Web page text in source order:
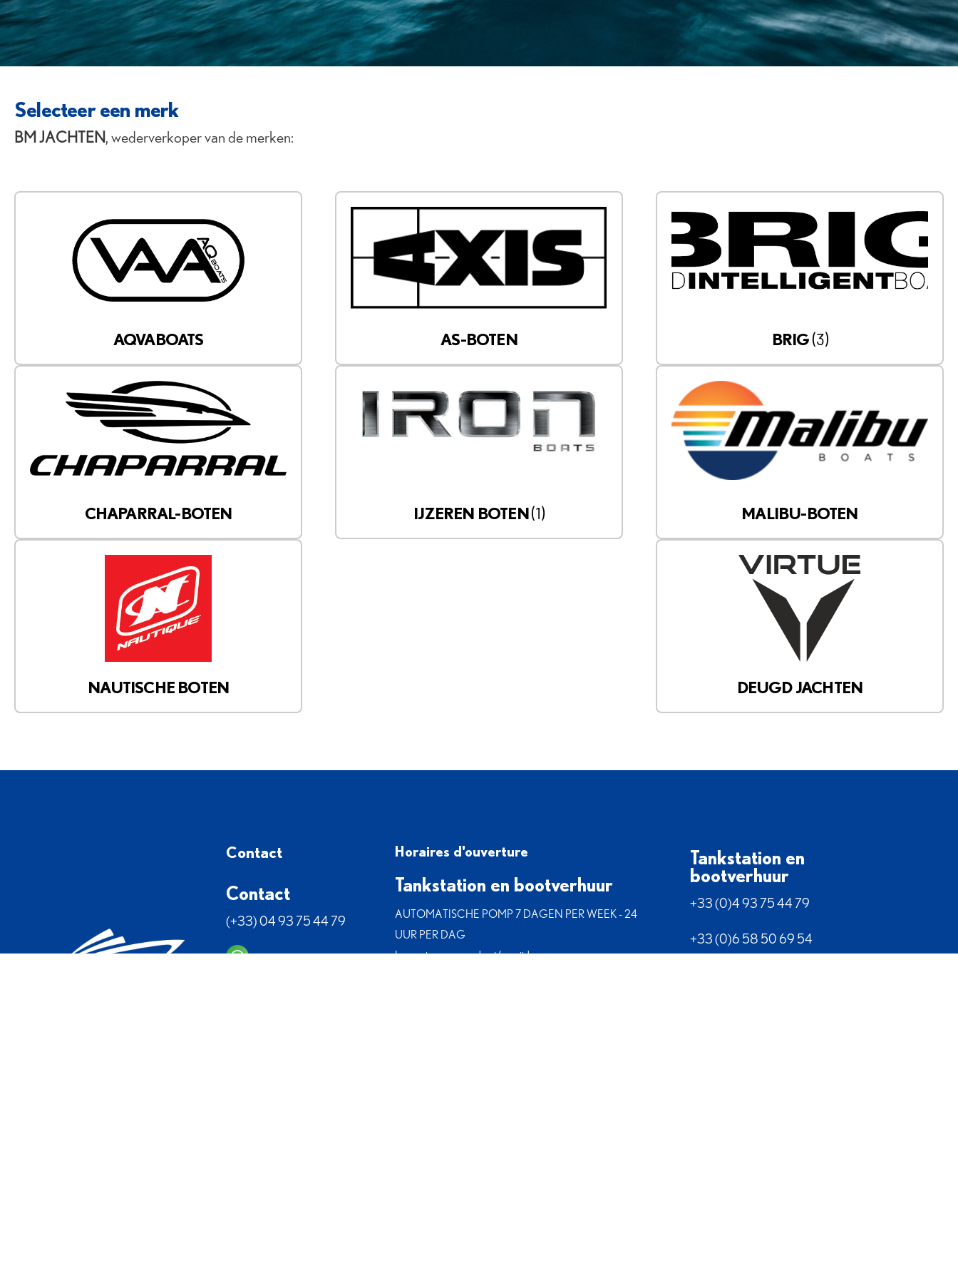
Selecteer een merk
BM JACHTEN, wederverkoper van de merken:
AQVABOATS AS-BOTEN BRIG(3)
CHAPARRAL-BOTEN IJZEREN BOTEN(1) MALIBU-BOTEN
NAUTISCHE BOTEN DEUGD JACHTEN
Contact
Contact
(+33) 04 93 75 44 79
Horaires d'ouverture
Tankstation en bootverhuur
AUTOMATISCHE POMP 7 DAGEN PER WEEK - 24
UUR PER DAG
Laagseizoen: maandag t/m vrijdag
Tankstation en
bootverhuur
+33 (0)4 93 75 44 79
+33 (0)6 58 50 69 54